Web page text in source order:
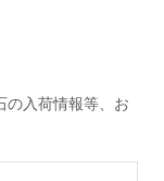
の入荷情報等、お